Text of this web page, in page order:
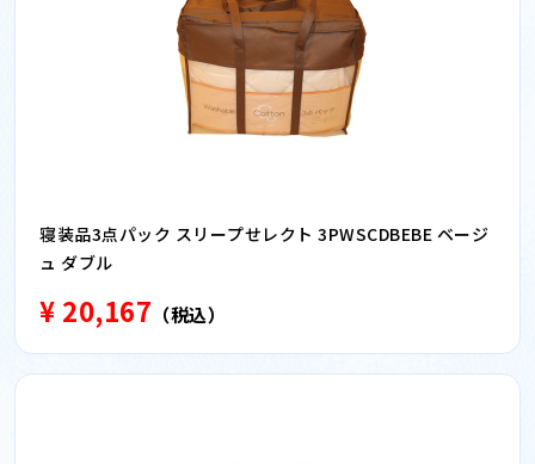
寝装品3点パック スリープせレクト 3PWSCDBEBE ベージ
ュ ダブル
¥ 20,167 （税込）